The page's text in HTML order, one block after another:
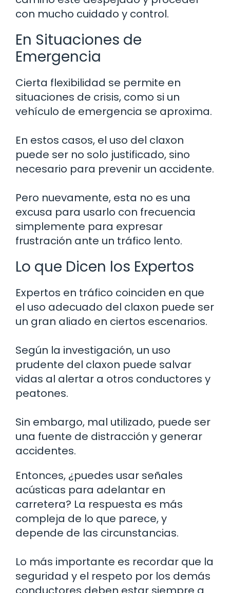
con mucho cuidado y control.
En Situaciones de
Emergencia
Cierta flexibilidad se permite en
situaciones de crisis, como si un
vehículo de emergencia se aproxima.
En estos casos, el uso del claxon
puede ser no solo justificado, sino
necesario para prevenir un accidente.
Pero nuevamente, esta no es una
excusa para usarlo con frecuencia
simplemente para expresar
frustración ante un tráfico lento.
Lo que Dicen los Expertos
Expertos en tráfico coinciden en que
el uso adecuado del claxon puede ser
un gran aliado en ciertos escenarios.
Según la investigación, un uso
prudente del claxon puede salvar
vidas al alertar a otros conductores y
peatones.
Sin embargo, mal utilizado, puede ser
una fuente de distracción y generar
accidentes.
Entonces, ¿puedes usar señales
acústicas para adelantar en
carretera? La respuesta es más
compleja de lo que parece, y
depende de las circunstancias.
Lo más importante es recordar que la
seguridad y el respeto por los demás